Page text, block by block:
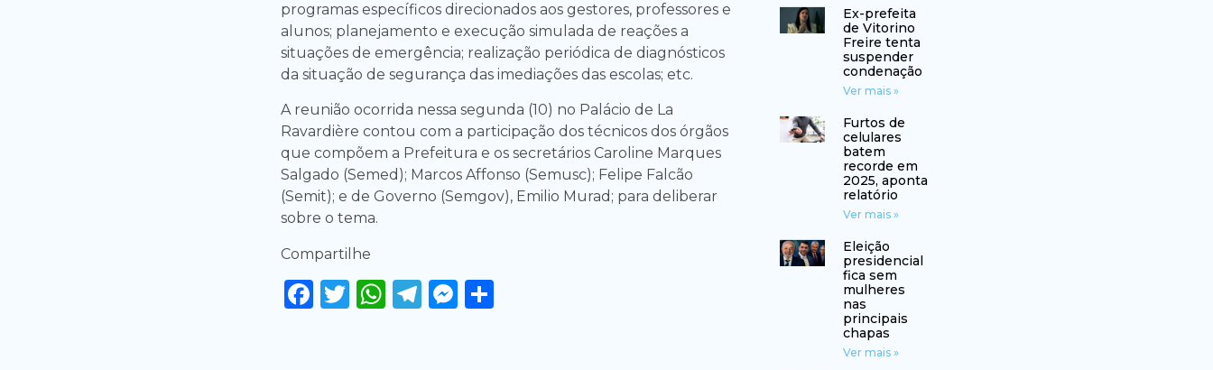
programas específicos direcionados aos gestores, professores e
alunos; planejamento e execução simulada de reações a
situações de emergência; realização periódica de diagnósticos
da situação de segurança das imediações das escolas; etc.
A reunião ocorrida nessa segunda (10) no Palácio de La
Ravardière contou com a participação dos técnicos dos órgãos
que compõem a Prefeitura e os secretários Caroline Marques
Salgado (Semed); Marcos Affonso (Semusc); Felipe Falcão
(Semit); e de Governo (Semgov), Emilio Murad; para deliberar
sobre o tema.
Compartilhe
Facebook
Twitter
WhatsApp
Telegram
Messenger
Ex-prefeita
de Vitorino
Freire tenta
suspender
condenação
Ver mais »
Furtos de
celulares
batem
recorde em
2025, aponta
relatório
Ver mais »
Eleição
presidencial
fica sem
mulheres
nas
principais
chapas
Ver mais »